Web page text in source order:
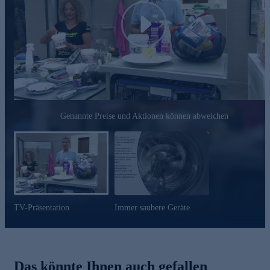
Schmutz- und Seifenrückstände
beugt Ablagerungen vor
ideal für alle wasserführenden Haushaltgeräte, wie
Waschmaschine, Geschirrspüler, Kaffeemaschine,
Espressomaschine, Kaffeevollautomaten, Wasserkocher,
Bügeleisen und Töpfe
das Power Powder hat eine exzellente Reinigungsleistung,
kann mit Wasser verdünnt angemischt auch anderweitig
eingesetzt werden
Gleich online bestellen.
Play
Genannte Preise und Aktionen können abweichen
TV-Präsentation Immer saubere Geräte.
Das könnte Ihnen auch gefallen